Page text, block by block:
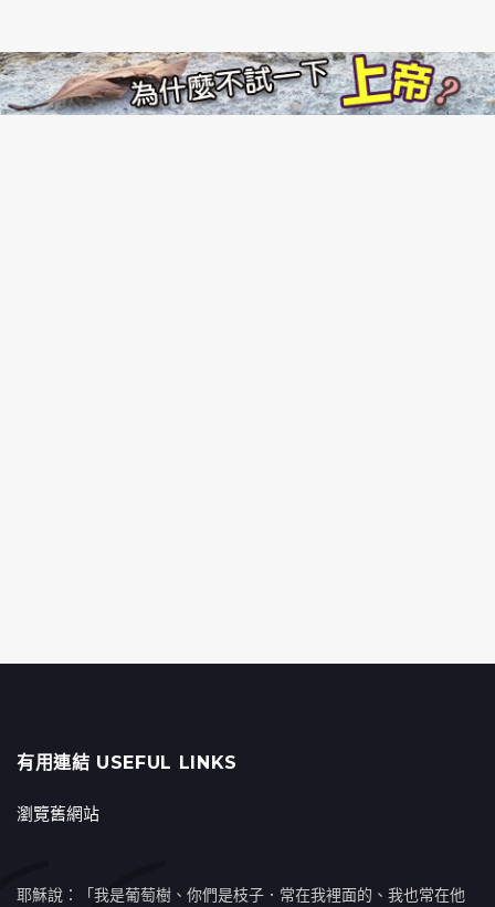
有用連結 USEFUL LINKS
瀏覽舊網站
耶穌說：「我是葡萄樹、你們是枝子．常在我裡面的、我也常在他